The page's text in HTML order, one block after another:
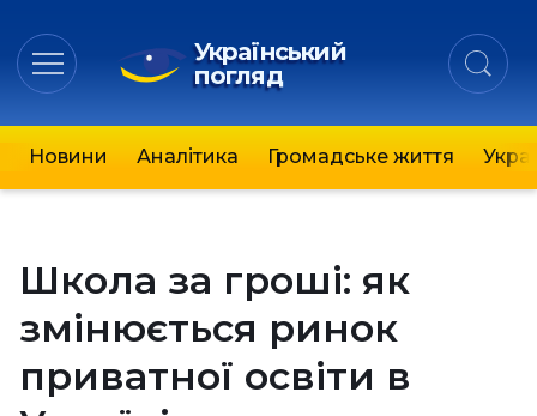
Український
погляд
Новини Аналітика Громадське життя
Школа за гроші: як
змінюється ринок
приватної освіти в